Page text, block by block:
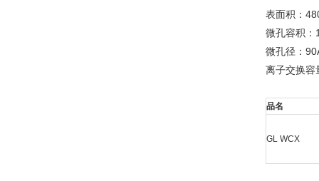
表面积：
微孔容积：
微孔径：
离子交换容
品名
GL WCX